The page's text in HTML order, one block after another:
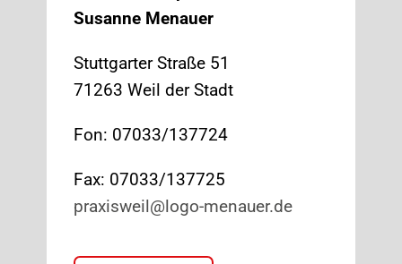
Susanne Menauer
Stuttgarter Straße 51
71263 Weil der Stadt
Fon: 07033/137724
Fax: 07033/137725
praxisweil@logo-menauer.de